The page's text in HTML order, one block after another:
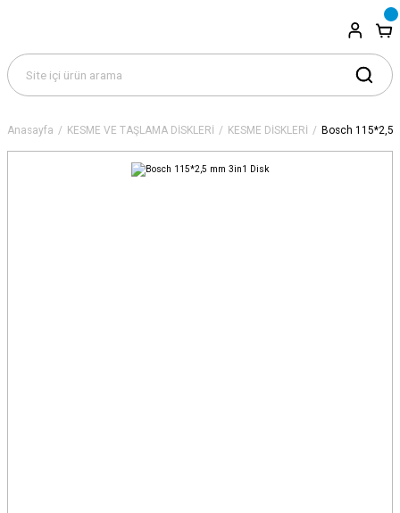
Anasayfa KESME VE TAŞLAMA DİSKLERİ KESME DİSKLERİ Bosch 115*2,5